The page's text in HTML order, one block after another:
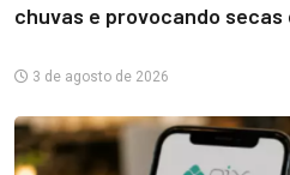
chuvas e provocando secas
3 de agosto de 2026